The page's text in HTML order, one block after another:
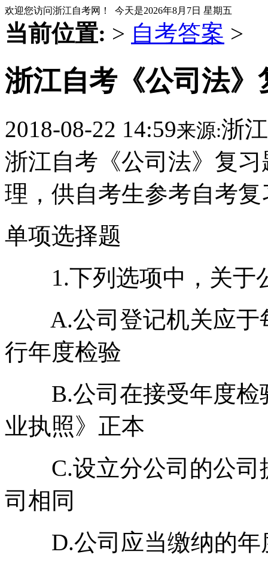
欢迎您访问浙江自考网！ 今天是2026年8月7日 星期五
当前位置: > 自考答案 >
浙江自考《公司法》
2018-08-22 14:59来源:浙
浙江自考《公司法》复
理，供自考生参考自考复
单项选择题
1.下列选项中，关于
A.公司登记机关应于
行年度检验
B.公司在接受年度检
业执照》正本
C.设立分公司的公司
司相同
D.公司应当缴纳的年